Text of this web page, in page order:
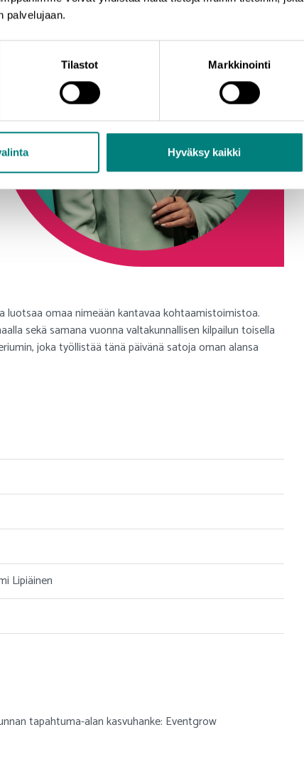
palvelujaan.
Tilastot Markkinointi
Hyväksy kaikki
omaa nimeään kantavaa kohtaamistoimistoa.
sekä samana vuonna valtakunnallisen kilpailun toisella
joka työllistää tänä päivänä satoja oman alansa
Lipiäinen
tapahtuma-alan kasvuhanke: Eventgrow